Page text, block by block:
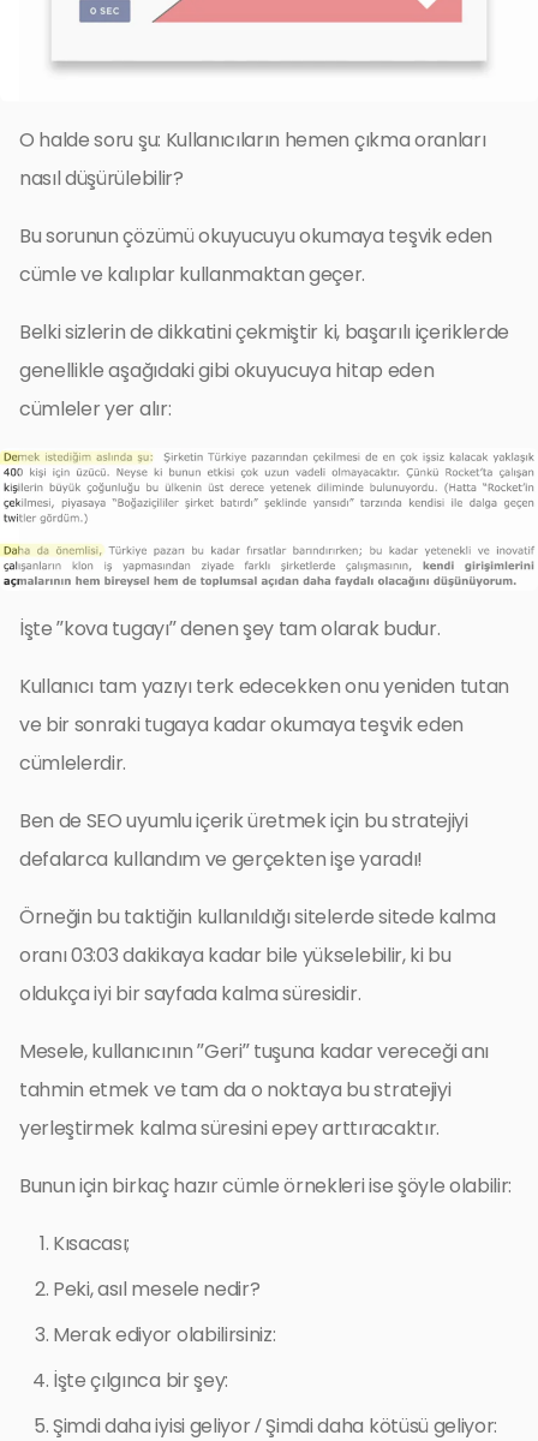
O halde soru şu: Kullanıcıların hemen çıkma oranları
nasıl düşürülebilir?
Bu sorunun çözümü okuyucuyu okumaya teşvik eden
cümle ve kalıplar kullanmaktan geçer.
Belki sizlerin de dikkatini çekmiştir ki, başarılı içeriklerde
genellikle aşağıdaki gibi okuyucuya hitap eden
cümleler yer alır:
İşte ”kova tugayı” denen şey tam olarak budur.
Kullanıcı tam yazıyı terk edecekken onu yeniden tutan
ve bir sonraki tugaya kadar okumaya teşvik eden
cümlelerdir.
Ben de SEO uyumlu içerik üretmek için bu stratejiyi
defalarca kullandım ve gerçekten işe yaradı!
Örneğin bu taktiğin kullanıldığı sitelerde sitede kalma
oranı 03:03 dakikaya kadar bile yükselebilir, ki bu
oldukça iyi bir sayfada kalma süresidir.
Mesele, kullanıcının ”Geri” tuşuna kadar vereceği anı
tahmin etmek ve tam da o noktaya bu stratejiyi
yerleştirmek kalma süresini epey arttıracaktır.
Bunun için birkaç hazır cümle örnekleri ise şöyle olabilir:
Kısacası;
Peki, asıl mesele nedir?
Merak ediyor olabilirsiniz:
İşte çılgınca bir şey:
Şimdi daha iyisi geliyor / Şimdi daha kötüsü geliyor: